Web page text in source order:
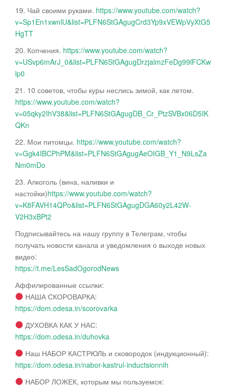
19. Чай своими руками. https://www.youtube.com/watch?
v=Sp1En1xwnlU&list=PLFN6StGAgugCrd3Yp9xVEWpVyXtG5
HgTT
20. Копчения. https://www.youtube.com/watch?
v=USvp6mArJ_0&list=PLFN6StGAgugDrzjalmzFeDg99lFCKw
lp0
21. 10 советов, чтобы куры неслись зимой, как летом.
https://www.youtube.com/watch?
v=05qky2IhV38&list=PLFN6StGAgugDB_Cr_PtzSVBx06D5IK
QKn
22. Мои питомцы. https://www.youtube.com/watch?
v=Ggk4IBCPhPM&list=PLFN6StGAgugAeOIGB_Y1_N9LsZa
Nm0mDo
23. Алкоголь (вина, наливки и
настойки)https://www.youtube.com/watch?
v=K8FAVH14QPo&list=PLFN6StGAgugDGA60y2L42W-
V2H3xBPt2
Подписывайтесь на нашу группу в Телеграм, чтобы
получать новости канала и уведомления о выходе новых
видео:
https://t.me/LesSadOgorodNews
Аффилированные ссылки:
НАША СКОРОВАРКА:
https://dom.odesa.in/scorovarka
ДУХОВКА КАК У НАС:
https://dom.odesa.in/duhovka
Наш НАБОР КАСТРЮЛЬ и сковородок (индукционный):
https://dom.odesa.in/nabor-kastrul-inductsionnih
НАБОР ЛОЖЕК, которым мы пользуемся: